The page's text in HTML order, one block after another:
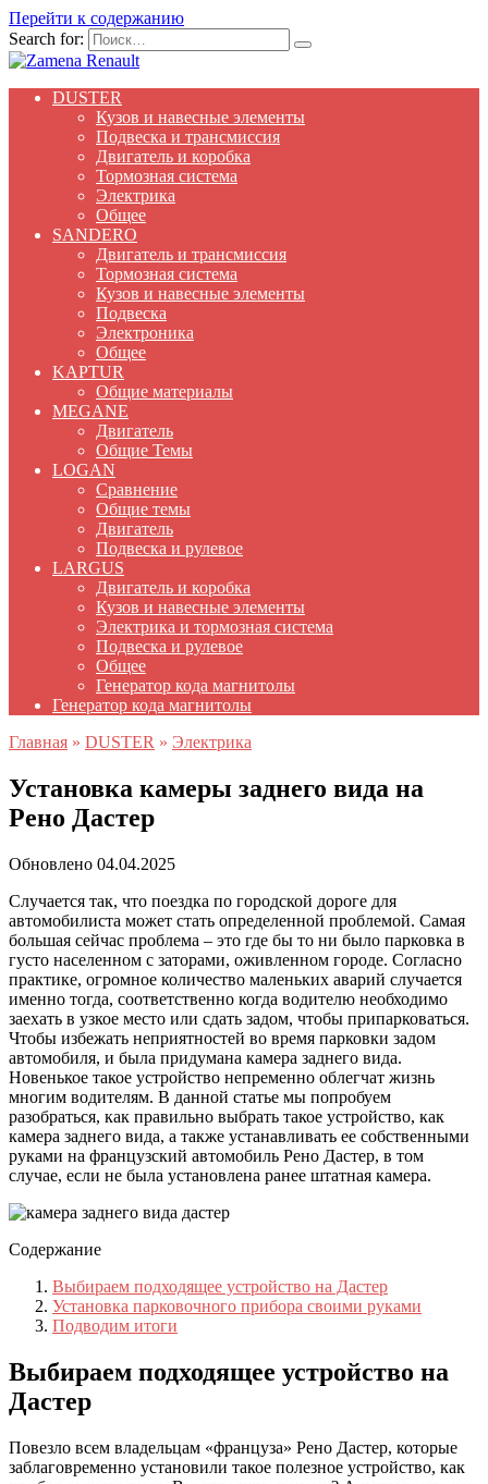
Перейти к содержанию
Search for:
DUSTER
Кузов и навесные элементы
Подвеска и трансмиссия
Двигатель и коробка
Тормозная система
Электрика
Общее
SANDERO
Двигатель и трансмиссия
Тормозная система
Кузов и навесные элементы
Подвеска
Электроника
Общее
KAPTUR
Общие материалы
MEGANE
Двигатель
Общие Темы
LOGAN
Сравнение
Общие темы
Двигатель
Подвеска и рулевое
LARGUS
Двигатель и коробка
Кузов и навесные элементы
Электрика и тормозная система
Подвеска и рулевое
Общее
Генератор кода магнитолы
Генератор кода магнитолы
Главная » DUSTER » Электрика
Установка камеры заднего вида на
Рено Дастер
Обновлено 04.04.2025
Случается так, что поездка по городской дороге для
автомобилиста может стать определенной проблемой. Самая
большая сейчас проблема – это где бы то ни было парковка в
густо населенном с заторами, оживленном городе. Согласно
практике, огромное количество маленьких аварий случается
именно тогда, соответственно когда водителю необходимо
заехать в узкое место или сдать задом, чтобы припарковаться.
Чтобы избежать неприятностей во время парковки задом
автомобиля, и была придумана камера заднего вида.
Новенькое такое устройство непременно облегчат жизнь
многим водителям. В данной статье мы попробуем
разобраться, как правильно выбрать такое устройство, как
камера заднего вида, а также устанавливать ее собственными
руками на французский автомобиль Рено Дастер, в том
случае, если не была установлена ранее штатная камера.
Содержание
Выбираем подходящее устройство на Дастер
Установка парковочного прибора своими руками
Подводим итоги
Выбираем подходящее устройство на
Дастер
Повезло всем владельцам «француза» Рено Дастер, которые
заблаговременно установили такое полезное устройство, как